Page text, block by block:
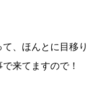
、ほんとに目移り
来てますので！